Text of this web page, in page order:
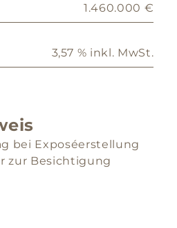
1.460.000 €
3,57 % inkl. MwSt.
bei Exposéerstellung
zur Besichtigung